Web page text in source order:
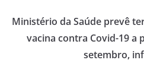
Ministério da Saúde prevê
vacina contra Covid-19 a
setembro,